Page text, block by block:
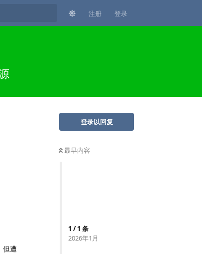
注册 登录
登录以回复
最早内容
1 /1 条
2026年1月
但遭